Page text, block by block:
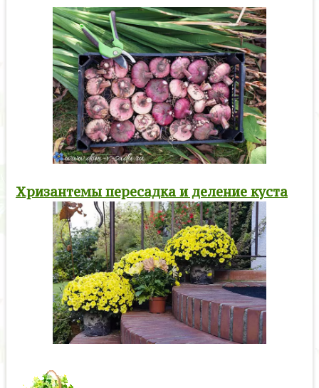
Хризантемы пересадка и деление куста